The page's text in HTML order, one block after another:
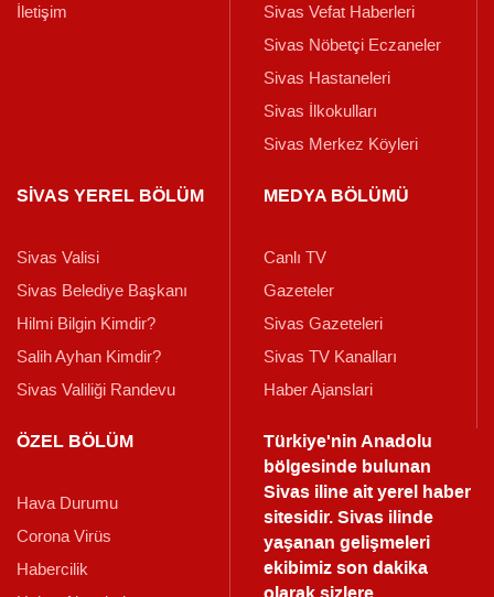
İletişim
Sivas Vefat Haberleri
Sivas Nöbetçi Eczaneler
Sivas Hastaneleri
Sivas İlkokulları
Sivas Merkez Köyleri
SİVAS YEREL BÖLÜM
Sivas Valisi
Sivas Belediye Başkanı
Hilmi Bilgin Kimdir?
Salih Ayhan Kimdir?
Sivas Valiliği Randevu
MEDYA BÖLÜMÜ
Canlı TV
Gazeteler
Sivas Gazeteleri
Sivas TV Kanalları
Haber Ajanslari
ÖZEL BÖLÜM
Hava Durumu
Corona Virüs
Habercilik
Türkiye'nin Anadolu
bölgesinde bulunan
Sivas iline ait yerel haber
sitesidir. Sivas ilinde
yaşanan gelişmeleri
ekibimiz son dakika